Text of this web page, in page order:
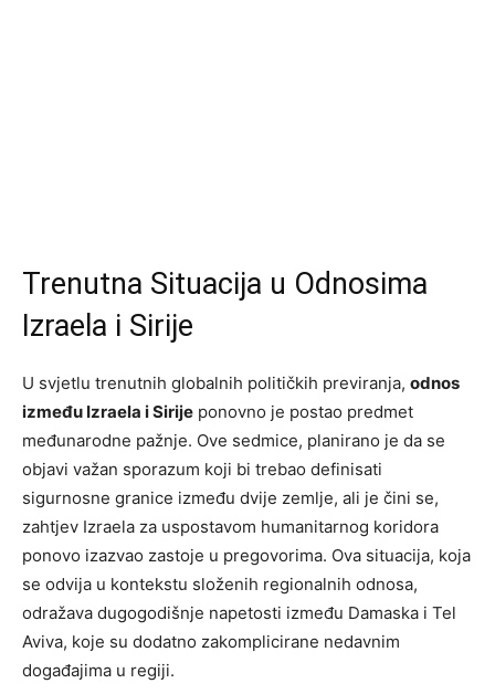
Trenutna Situacija u Odnosima
Izraela i Sirije
U svjetlu trenutnih globalnih političkih previranja, odnos
između Izraela i Sirije ponovno je postao predmet
međunarodne pažnje. Ove sedmice, planirano je da se
objavi važan sporazum koji bi trebao definisati
sigurnosne granice između dvije zemlje, ali je čini se,
zahtjev Izraela za uspostavom humanitarnog koridora
ponovo izazvao zastoje u pregovorima. Ova situacija, koja
se odvija u kontekstu složenih regionalnih odnosa,
odražava dugogodišnje napetosti između Damaska i Tel
Aviva, koje su dodatno zakomplicirane nedavnim
događajima u regiji.